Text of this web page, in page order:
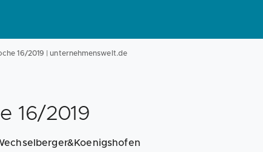
16/2019 | unternehmenswelt.de
16/2019